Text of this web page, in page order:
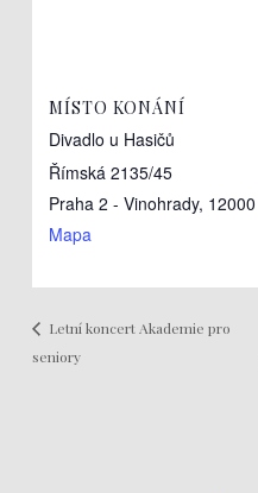
MÍSTO KONÁNÍ
Divadlo u Hasičů
Římská 2135/45
Praha 2 - Vinohrady, 12000
Mapa
Letní koncert Akademie pro
seniory